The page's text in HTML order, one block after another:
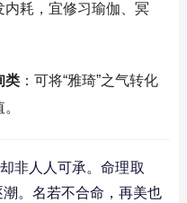
内耗，宜修习瑜伽、冥
类：可将“雅琦”之气转化
非人人可承。命理取
。名若不合命，再美也